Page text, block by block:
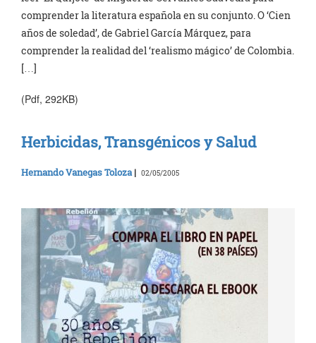
comprender la literatura española en su conjunto. O ‘Cien
años de soledad’, de Gabriel García Márquez, para
comprender la realidad del ‘realismo mágico’ de Colombia.
[…]
(Pdf, 292KB)
Herbicidas, Transgénicos y Salud
Hernando Vanegas Toloza | 02/05/2005